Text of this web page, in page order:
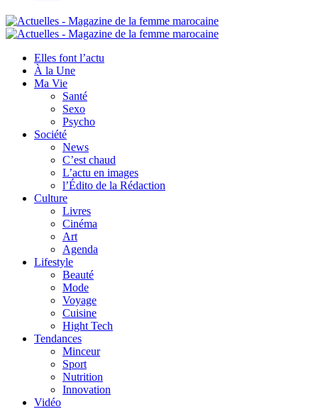
Elles font l’actu
À la Une
Ma Vie
Santé
Sexo
Psycho
Société
News
C’est chaud
L’actu en images
l’Édito de la Rédaction
Culture
Livres
Cinéma
Art
Agenda
Lifestyle
Beauté
Mode
Voyage
Cuisine
Hight Tech
Tendances
Minceur
Sport
Nutrition
Innovation
Vidéo